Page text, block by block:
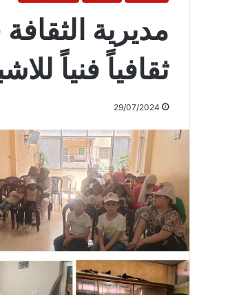
مديرية
ثقافياً فنياً
29/07/2024